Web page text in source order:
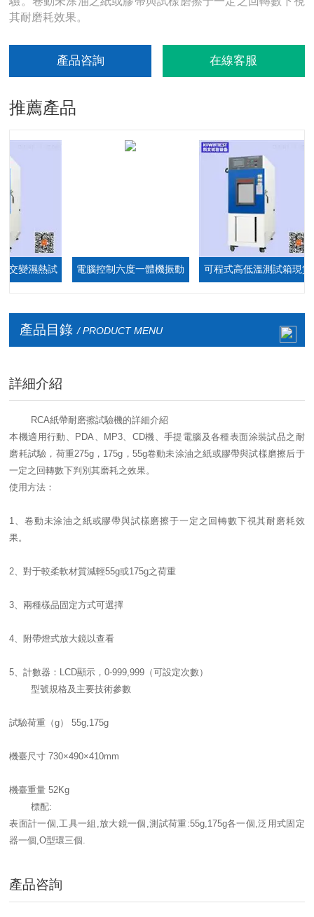
其耐磨耗效果。
產品咨詢 在線客服
推薦產品
變濕熱試 電腦控制六度一體機振動 可程式高低溫測試箱現貨
產品目錄 / PRODUCT MENU
詳細介紹
RCA紙帶耐磨擦試驗機的詳細介紹
本機適用行動、PDA、MP3、CD機、手提電腦及各種表面涂裝試品之耐
磨耗試驗，荷重275g，175g，55g卷動未涂油之紙或膠帶與試樣磨擦后于
一定之回轉數下判別其磨耗之效果。
使用方法：
1、卷動未涂油之紙或膠帶與試樣磨擦于一定之回轉數下視其耐磨耗效
果。
2、對于較柔軟材質減輕55g或175g之荷重
3、兩種樣品固定方式可選擇
4、附帶燈式放大鏡以查看
5、計數器：LCD顯示，0-999,999（可設定次數）
型號規格及主要技術參數
試驗荷重（g） 55g,175g
機臺尺寸 730×490×410mm
機臺重量 52Kg
標配:
表面計一個,工具一組,放大鏡一個,測試荷重:55g,175g各一個,泛用式固定
器一個,O型環三個.
產品咨詢